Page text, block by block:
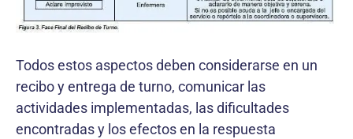
Todos estos aspectos deben considerarse en un
recibo y entrega de turno, comunicar las
actividades implementadas, las dificultades
encontradas y los efectos en la respuesta